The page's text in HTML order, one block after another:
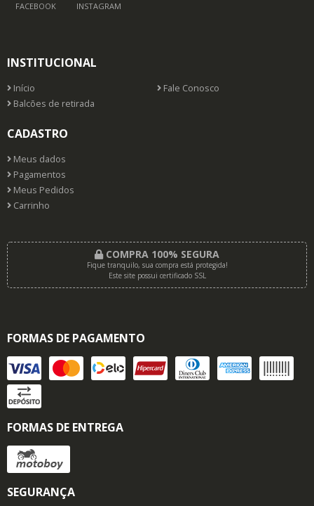
FACEBOOK INSTAGRAM
INSTITUCIONAL
Início
Fale Conosco
Balcões de retirada
CADASTRO
Meus dados
Pagamentos
Meus Pedidos
Carrinho
COMPRA 100% SEGURA
Fique tranquilo, sua compra está protegida!
Este site possui certificado SSL
FORMAS DE PAGAMENTO
FORMAS DE ENTREGA
SEGURANÇA